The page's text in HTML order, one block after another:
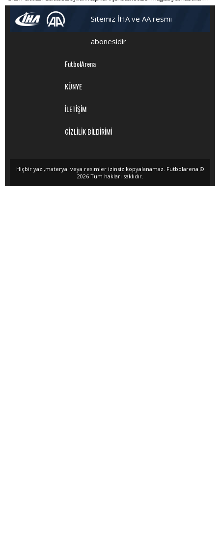
Sitemiz İHA ve AA resmi
abonesidir
FutbolArena
KÜNYE
İLETİŞİM
GİZLİLİK BİLDİRİMİ
Hiçbir yazı,materyal veya resimler izinsiz kopyalanamaz. Futbolarena ©
2026 Tüm hakları saklıdır.